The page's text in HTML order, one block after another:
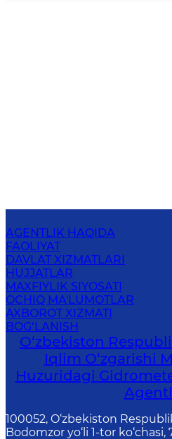
AGENTLIK HAQIDA
FAOLIYAT
DAVLAT XIZMATLARI
HUJJATLAR
MAXFIYLIK SIYOSATI
OCHIQ MA'LUMOTLAR
AXBOROT XIZMATI
BOG‘LANISH
O‘zbekiston
Iqlim O‘zgarishi
Huzuridagi
100052, O‘zbekiston
Bodomzor yo‘li 1-tor ko‘chasi,